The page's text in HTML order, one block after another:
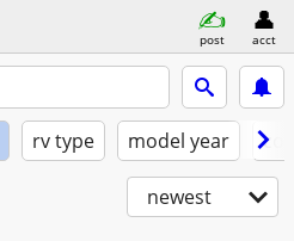
post acct
rv type model year
newest